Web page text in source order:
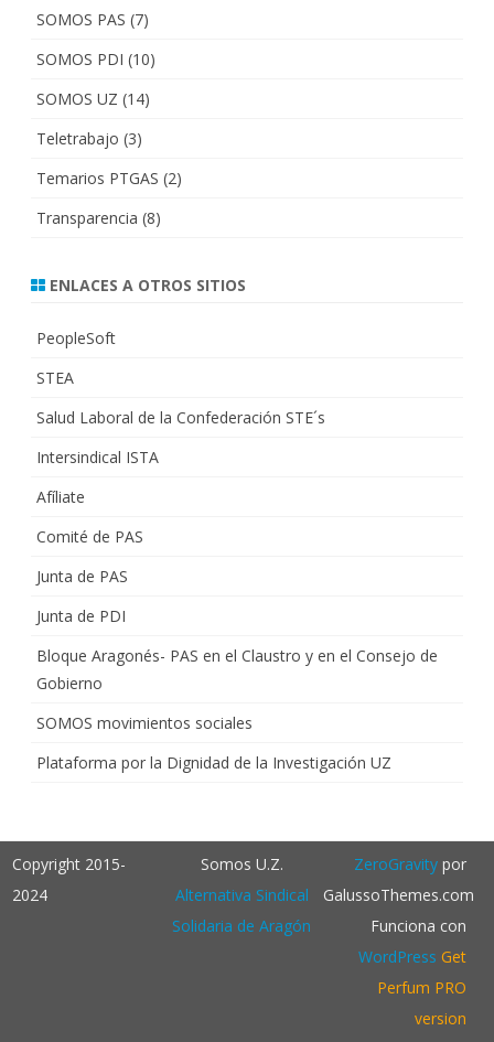
SOMOS PAS (7)
SOMOS PDI (10)
SOMOS UZ (14)
Teletrabajo (3)
Temarios PTGAS (2)
Transparencia (8)
ENLACES A OTROS SITIOS
PeopleSoft
STEA
Salud Laboral de la Confederación STE´s
Intersindical ISTA
Afíliate
Comité de PAS
Junta de PAS
Junta de PDI
Bloque Aragonés- PAS en el Claustro y en el Consejo de
Gobierno
SOMOS movimientos sociales
Plataforma por la Dignidad de la Investigación UZ
Copyright 2015-
2024
Somos U.Z.
Alternativa Sindical
Solidaria de Aragón
ZeroGravitypor
GalussoThemes.com
Funciona con
WordPress Get
Perfum PRO
version